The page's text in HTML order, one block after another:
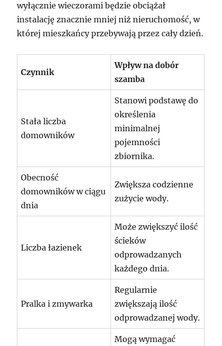
wyłącznie wieczorami będzie obciążał
instalację znacznie mniej niż nieruchomość, w
której mieszkańcy przebywają przez cały dzień.
Czynnik
Wpływ na dobór
szamba
Stała liczba
domowników
Stanowi podstawę do
określenia
minimalnej
pojemności
zbiornika.
Obecność
domowników w ciągu
dnia
Zwiększa codzienne
zużycie wody.
Liczba łazienek
Może zwiększyć ilość
ścieków
odprowadzanych
każdego dnia.
Pralka i zmywarka
Regularnie
zwiększają ilość
odprowadzanej wody.
Mogą wymagać